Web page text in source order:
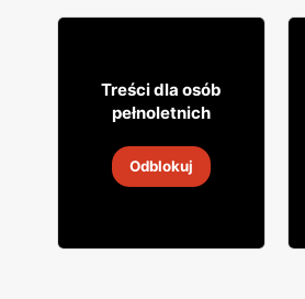
26 99
19 sie 2026
Treści dla osób
pełnoletnich
Odblokuj